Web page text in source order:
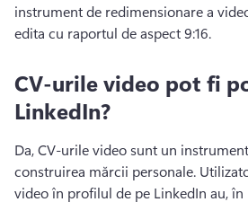
instrument de redimensionare a
edita cu raportul de aspect 9:16.
CV-urile video pot fi
LinkedIn?
Da, CV-urile video sunt un
construirea mărcii personale.
video în profilul de pe LinkedIn au, în